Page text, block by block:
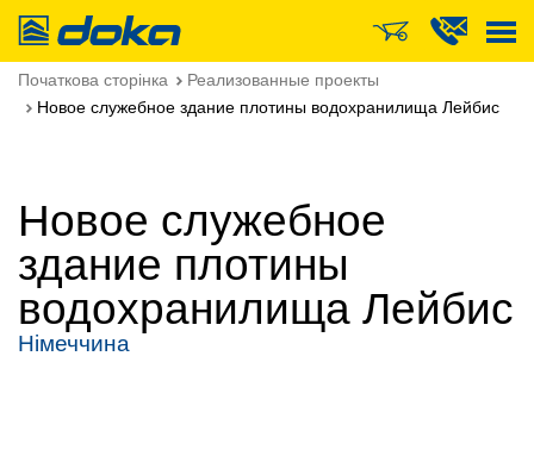
Doka
Початкова сторінка
Реализованные проекты
Новое служебное здание плотины водохранилища Лейбис
Новое служебное
здание плотины
водохранилища Лейбис
Німеччина